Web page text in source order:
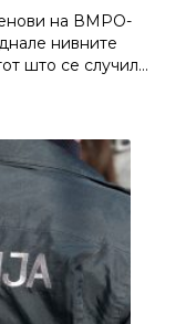
на ВМРО-
нивните
што се случил…